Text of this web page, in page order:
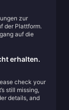
zur
der Plattform.
auf die
erhalten.
check your
still missing,
details, and